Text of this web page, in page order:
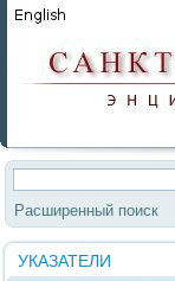
Расширенный поиск
УКАЗАТЕЛИ